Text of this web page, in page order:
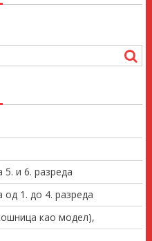
5. и 6. разреда
од 1. до 4. разреда
као модел),